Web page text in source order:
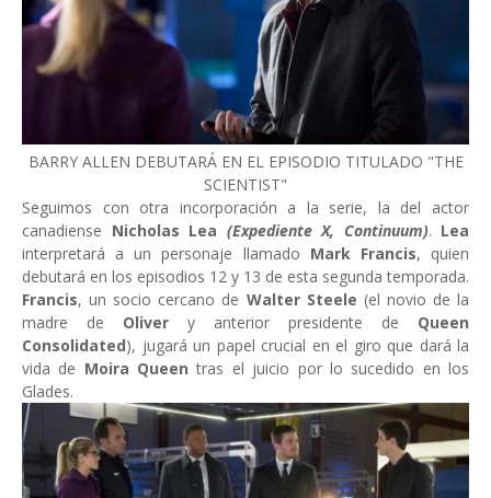
BARRY ALLEN DEBUTARÁ EN EL EPISODIO TITULADO "THE
SCIENTIST"
Seguimos con otra incorporación a la serie, la del actor
canadiense Nicholas Lea (Expediente X, Continuum). Lea
interpretará a un personaje llamado Mark Francis, quien
debutará en los episodios 12 y 13 de esta segunda temporada.
Francis, un socio cercano de Walter Steele (el novio de la
madre de Oliver y anterior presidente de Queen
Consolidated), jugará un papel crucial en el giro que dará la
vida de Moira Queentras el juicio por lo sucedido en los
Glades.